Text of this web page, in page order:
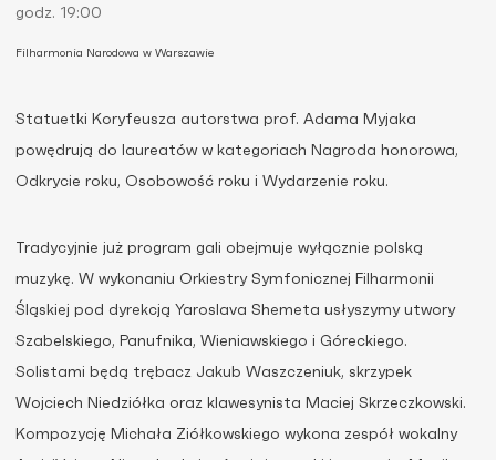
Statuetki Koryfeusza autorstwa prof. Adama Myjaka
powędrują do laureatów w kategoriach Nagroda honorowa,
Odkrycie roku, Osobowość roku i Wydarzenie roku.
Tradycyjnie już program gali obejmuje wyłącznie polską
muzykę. W wykonaniu Orkiestry Symfonicznej Filharmonii
Śląskiej pod dyrekcją Yaroslava Shemeta usłyszymy utwory
Szabelskiego, Panufnika, Wieniawskiego i Góreckiego.
Solistami będą trębacz Jakub Waszczeniuk, skrzypek
Wojciech Niedziółka oraz klawesynista Maciej Skrzeczkowski.
Kompozycję Michała Ziółkowskiego wykona zespół wokalny
godz. 19:00
Filharmonia Narodowa w Warszawie